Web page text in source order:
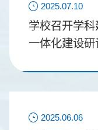
2025.07.10
学校召开学
一体化建设研
2025.06.06